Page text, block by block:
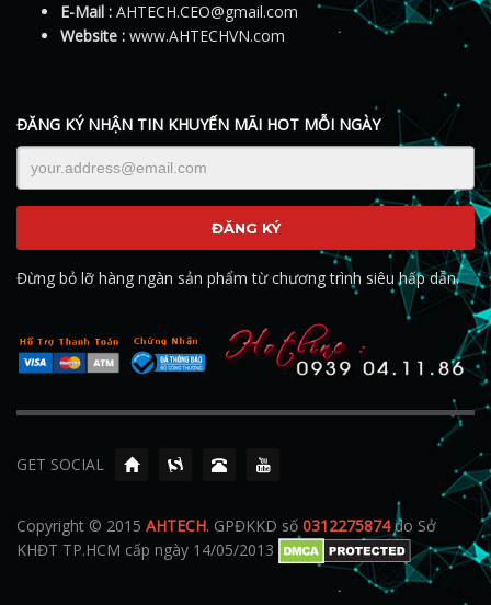
E-Mail : AHTECH.CEO@gmail.com
Website : www.AHTECHVN.com
ĐĂNG KÝ NHẬN TIN KHUYẾN MÃI HOT MỖI NGÀY
Đừng bỏ lỡ hàng ngàn sản phẩm từ chương trình siêu hấp dẫn.
GET SOCIAL
Copyright © 2015 AHTECH. GPĐKKD số 0312275874do Sở
KHĐT TP.HCM cấp ngày 14/05/2013